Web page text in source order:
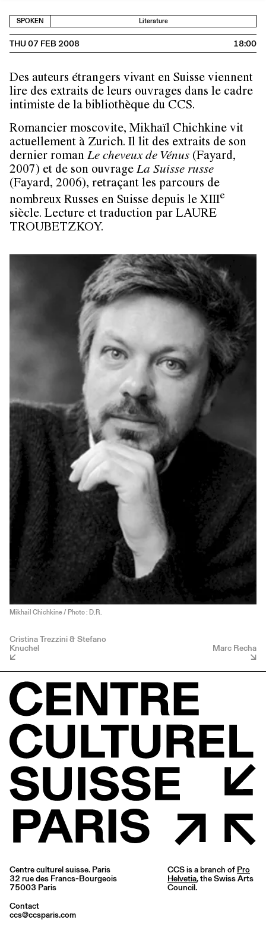
SPOKEN Literature
THU 07 FEB 2008 18:00
Des auteurs étrangers vivant en Suisse viennent
lire des extraits de leurs ouvrages dans le cadre
intimiste de la bibliothèque du CCS.
Romancier moscovite, Mikhaïl Chichkine vit
actuellement à Zurich. Il lit des extraits de son
dernier roman Le cheveux de Vénus (Fayard,
2007) et de son ouvrage La Suisse russe
(Fayard, 2006), retraçant les parcours de
nombreux Russes en Suisse depuis le XIIIe
siècle. Lecture et traduction par LAURE
TROUBETZKOY.
Mikhail Chichkine / Photo : D.R.
Cristina Trezzini & Stefano
Knuchel Marc Recha
Centre culturel suisse. Paris
32 rue des Francs-Bourgeois
75003 Paris
Contact
ccs@ccsparis.com
CCS is a branch of Pro
Helvetia, the Swiss Arts
Council.